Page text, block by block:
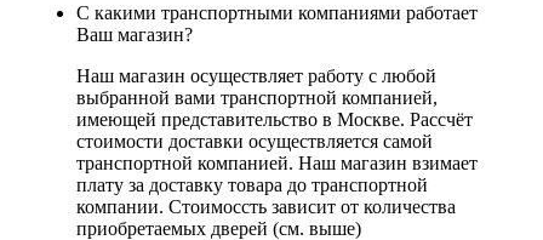
С какими транспортными компаниями работает
Ваш магазин?
Наш магазин осуществляет работу с любой
выбранной вами транспортной компанией,
имеющей представительство в Москве. Рассчёт
стоимости доставки осуществляется самой
транспортной компанией. Наш магазин взимает
плату за доставку товара до транспортной
компании. Стоимоссть зависит от количества
приобретаемых дверей (см. выше)